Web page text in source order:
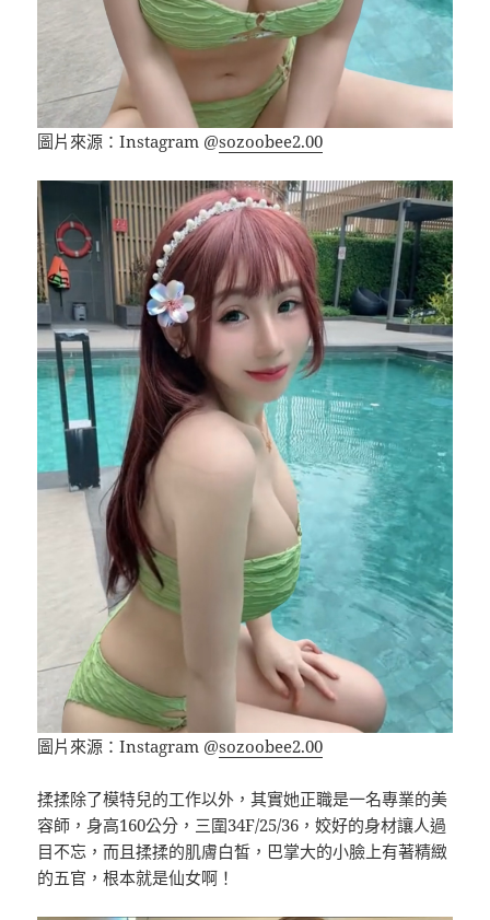
圖片來源：Instagram @sozoobee2.00
圖片來源：Instagram @sozoobee2.00
揉揉除了模特兒的工作以外，其實她正職是一名專業的美
容師，身高160公分，三圍34F/25/36，姣好的身材讓人過
目不忘，而且揉揉的肌膚白皙，巴掌大的小臉上有著精緻
的五官，根本就是仙女啊！